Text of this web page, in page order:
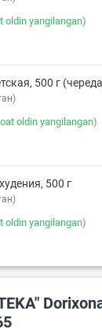
oldin yangilangan)
500 г
oldin yangilangan)
500 г
oldin yangilangan)